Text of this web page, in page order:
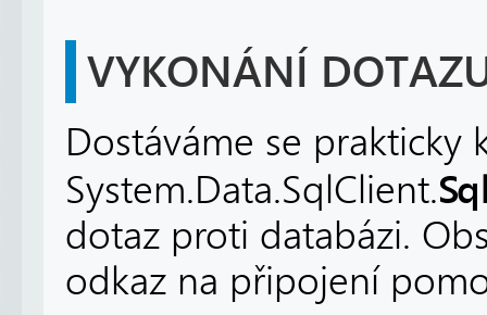
VYKONÁNÍ
Dostáváme se
System.Data.SqlClient.
dotaz proti databázi.
odkaz na připojení